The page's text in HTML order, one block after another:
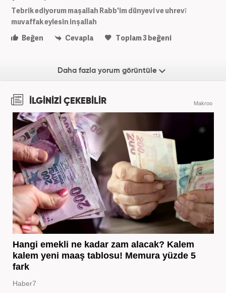
Tebrik ediyorum maşallah Rabb'im dünyevi ve uhrevî
muvaffak eylesin inşallah
Beğen
Cevapla Toplam3beğeni
Daha fazla yorum görüntüle
İLGİNİZİ ÇEKEBİLİR Makroo
Hangi emekli ne kadar zam alacak? Kalem
kalem yeni maaş tablosu! Memura yüzde 5
fark
Haber7